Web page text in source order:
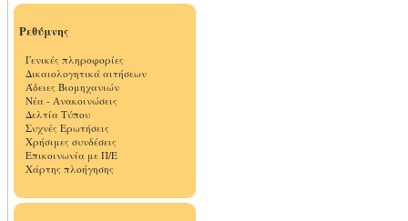
Ρεθύμνης
Γενικές πληροφορίες
Δικαιολογητικά αιτήσεων
Άδειες Βιομηχανιών
Νέα - Ανακοινώσεις
Δελτία Τύπου
Συχνές Ερωτήσεις
Χρήσιμες συνδέσεις
Επικοινωνία με Π/Ε
Χάρτης πλοήγησης